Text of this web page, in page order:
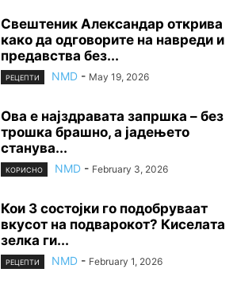
Свештеник Александар открива
како да одговорите на навреди и
предавства без...
РЕЦЕПТИ NMD - May 19, 2026
Ова е најздравата запршка – без
трошка брашно, а јадењето
станува...
КОРИСНО NMD - February 3, 2026
Кои 3 состојки го подобруваат
вкусот на подварокот? Киселата
зелка ги...
РЕЦЕПТИ NMD - February 1, 2026